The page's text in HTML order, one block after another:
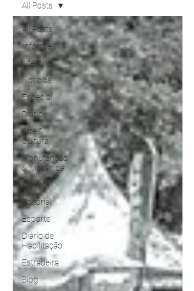
All Posts
Informe
Lifestyle
Notícias
Especial
Diário
Arte &
Cultura
Manutenção
& Mecânica
Viagem
Editorial
Esporte
Diário de
Habilitação
Estradeira
Blog
All Posts